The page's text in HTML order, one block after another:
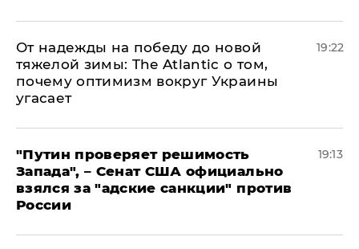
От надежды на победу до новой
тяжелой зимы: The Atlantic о том,
почему оптимизм вокруг Украины
угасает
19:22
"Путин проверяет решимость
Запада", – Сенат США официально
взялся за "адские санкции" против
России
19:13